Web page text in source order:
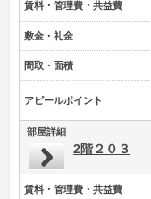
賃料・管理費・共益費
敷金・礼金
間取・面積
アピールポイント
部屋詳細
2階２０３
賃料・管理費・共益費